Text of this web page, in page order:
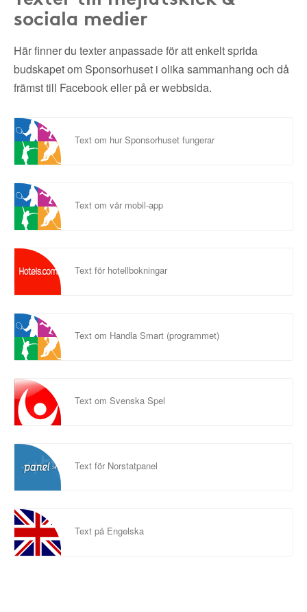
sociala medier
Här finner du texter anpassade för att enkelt sprida
budskapet om Sponsorhuset i olika sammanhang och då
främst till Facebook eller på er webbsida.
Text om hur Sponsorhuset fungerar
Text om vår mobil-app
Text för hotellbokningar
Text om Handla Smart (programmet)
Text om Svenska Spel
Text för Norstatpanel
Text på Engelska